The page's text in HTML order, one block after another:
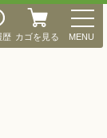
歴 カゴを見る
M
E
N
MENU